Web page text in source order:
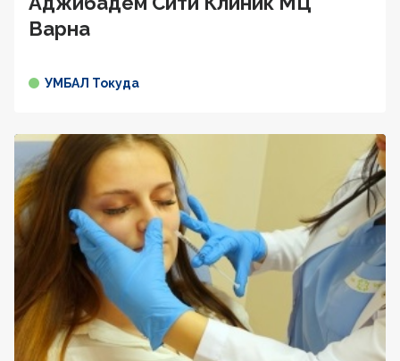
Варна
УМБАЛ Токуда